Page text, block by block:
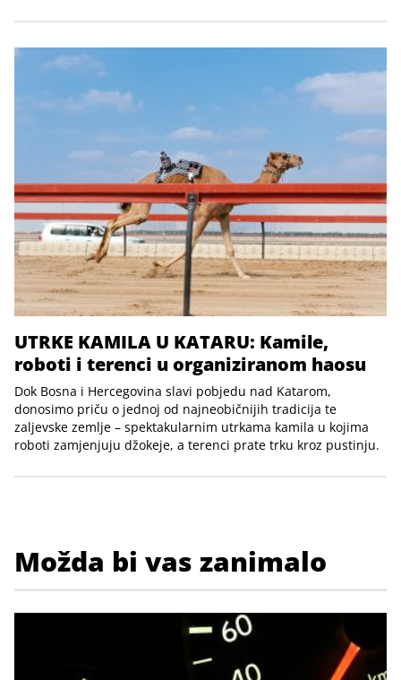
UTRKE KAMILA U KATARU: Kamile,
roboti i terenci u organiziranom haosu
Dok Bosna i Hercegovina slavi pobjedu nad Katarom,
donosimo priču o jednoj od najneobičnijih tradicija te
zaljevske zemlje – spektakularnim utrkama kamila u kojima
roboti zamjenjuju džokeje, a terenci prate trku kroz pustinju.
Možda bi vas zanimalo